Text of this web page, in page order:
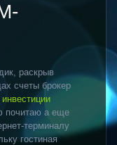
раскрыв
счеты брокер
почитаю а еще
терминалу
гостиная